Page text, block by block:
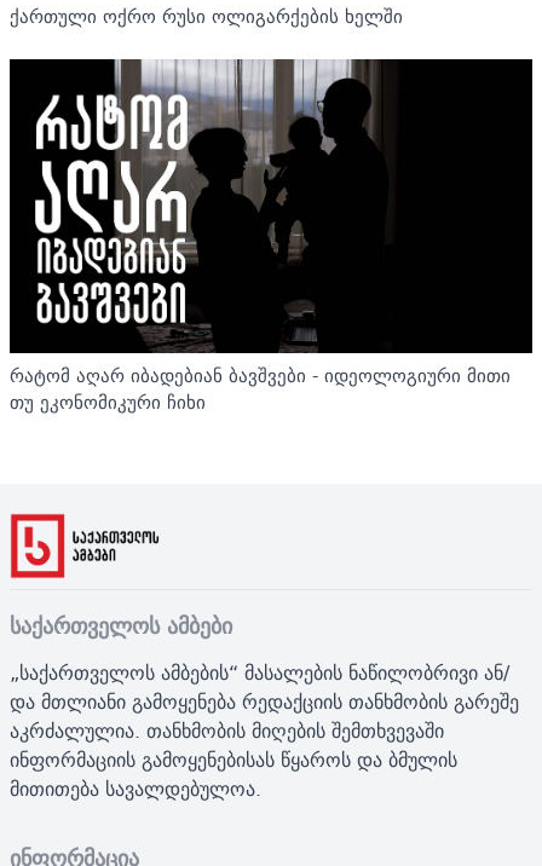
ქართული ოქრო რუსი ოლიგარქების ხელში
რატომ აღარ იბადებიან ბავშვები - იდეოლოგიური მითი
თუ ეკონომიკური ჩიხი
საქართველოს ამბები
„საქართველოს ამბების“ მასალების ნაწილობრივი ან/
და მთლიანი გამოყენება რედაქციის თანხმობის გარეშე
აკრძალულია. თანხმობის მიღების შემთხვევაში
ინფორმაციის გამოყენებისას წყაროს და ბმულის
მითითება სავალდებულოა.
ინფორმაცია